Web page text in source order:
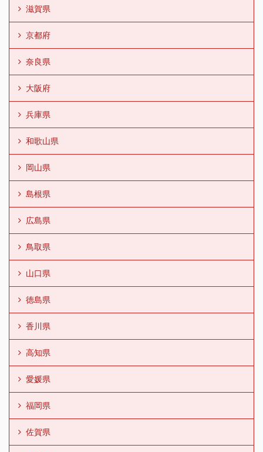
滋賀県
京都府
奈良県
大阪府
兵庫県
和歌山県
岡山県
島根県
広島県
鳥取県
山口県
徳島県
香川県
高知県
愛媛県
福岡県
佐賀県